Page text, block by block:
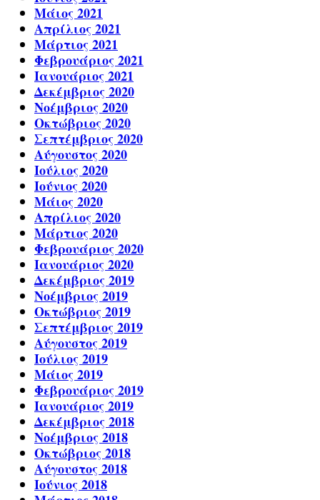
Μάιος 2021
Απρίλιος 2021
Μάρτιος 2021
Φεβρουάριος 2021
Ιανουάριος 2021
Δεκέμβριος 2020
Νοέμβριος 2020
Οκτώβριος 2020
Σεπτέμβριος 2020
Αύγουστος 2020
Ιούλιος 2020
Ιούνιος 2020
Μάιος 2020
Απρίλιος 2020
Μάρτιος 2020
Φεβρουάριος 2020
Ιανουάριος 2020
Δεκέμβριος 2019
Νοέμβριος 2019
Οκτώβριος 2019
Σεπτέμβριος 2019
Αύγουστος 2019
Ιούλιος 2019
Μάιος 2019
Φεβρουάριος 2019
Ιανουάριος 2019
Δεκέμβριος 2018
Νοέμβριος 2018
Οκτώβριος 2018
Αύγουστος 2018
Ιούνιος 2018